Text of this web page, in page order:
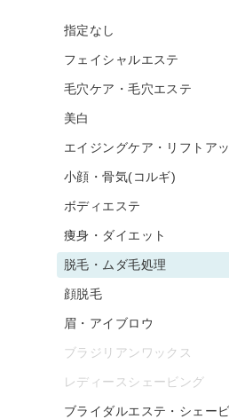
指定なし
フェイシャルエステ
毛穴ケア・毛穴エステ
美白
エイジングケア・リフトア
小顔・骨気(コルギ)
ボディエステ
痩身・ダイエット
脱毛・ムダ毛処理
顔脱毛
眉・アイブロウ
ブラジリアンワックス
レディースシェービング
ブライダルエステ・シェー